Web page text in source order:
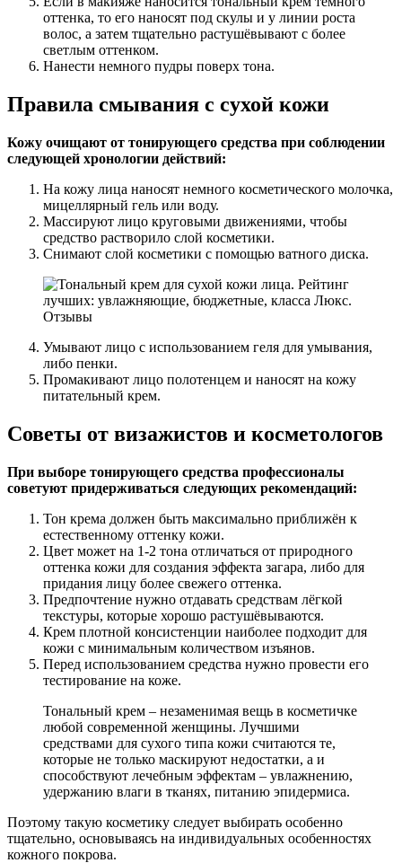
оттенка, то его наносят под скулы и у линии роста
волос, а затем тщательно растушёвывают с более
светлым оттенком.
Нанести немного пудры поверх тона.
Правила смывания с сухой кожи
Кожу очищают от тонирующего средства при соблюдении
следующей хронологии действий:
На кожу лица наносят немного косметического молочка,
мицеллярный гель или воду.
Массируют лицо круговыми движениями, чтобы
средство растворило слой косметики.
Снимают слой косметики с помощью ватного диска.
Умывают лицо с использованием геля для умывания,
либо пенки.
Промакивают лицо полотенцем и наносят на кожу
питательный крем.
Советы от визажистов и косметологов
При выборе тонирующего средства профессионалы
советуют придерживаться следующих рекомендаций:
Тон крема должен быть максимально приближён к
естественному оттенку кожи.
Цвет может на 1-2 тона отличаться от природного
оттенка кожи для создания эффекта загара, либо для
придания лицу более свежего оттенка.
Предпочтение нужно отдавать средствам лёгкой
текстуры, которые хорошо растушёвываются.
Крем плотной консистенции наиболее подходит для
кожи с минимальным количеством изъянов.
Перед использованием средства нужно провести его
тестирование на коже.
Тональный крем – незаменимая вещь в косметичке
любой современной женщины. Лучшими
средствами для сухого типа кожи считаются те,
которые не только маскируют недостатки, а и
способствуют лечебным эффектам – увлажнению,
удержанию влаги в тканях, питанию эпидермиса.
Поэтому такую косметику следует выбирать особенно
тщательно, основываясь на индивидуальных особенностях
кожного покрова.